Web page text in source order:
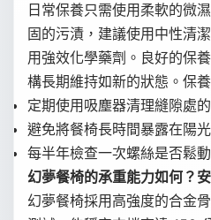
日常保養只需使用柔軟的微
固的污漬，建議使用中性清
用強效化學藥劑。良好的保
構長期維持如新的狀態。保養
定期使用吸塵器清理縫隙處
避免將餐椅長時間暴露在陽
每半年檢查一次螺絲是否鬆
幻夢餐椅的承重能力如何？
幻夢餐椅採用高強度的合金